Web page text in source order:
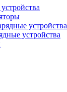
устройства
устройства